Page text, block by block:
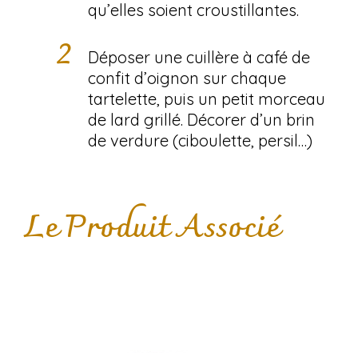
qu’elles soient croustillantes.
Déposer une cuillère à café de
confit d’oignon sur chaque
tartelette, puis un petit morceau
de lard grillé. Décorer d’un brin
de verdure (ciboulette, persil…)
Le Produit Associé